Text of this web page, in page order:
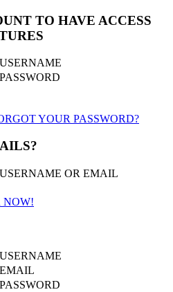
TO HAVE ACCESS
USERNAME
PASSWORD
YOUR PASSWORD?
USERNAME OR EMAIL
NOW!
USERNAME
EMAIL
PASSWORD